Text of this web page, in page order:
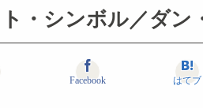
ト・シンボル／ダ
Facebook はてブ